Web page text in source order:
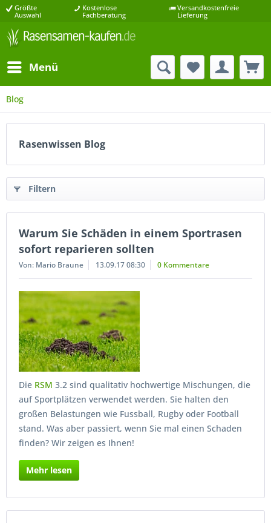
Größte
Auswahl
Kostenlose
Fachberatung
Versandkostenfreie
Lieferung
Menü
Blog
Rasenwissen Blog
Filtern
Warum Sie Schäden in einem Sportrasen
sofort reparieren sollten
Von: Mario Braune 13.09.17 08:30 0 Kommentare
Die RSM 3.2 sind qualitativ hochwertige Mischungen, die
auf Sportplätzen verwendet werden. Sie halten den
großen Belastungen wie Fussball, Rugby oder Football
stand. Was aber passiert, wenn Sie mal einen Schaden
finden? Wir zeigen es Ihnen!
Mehr lesen